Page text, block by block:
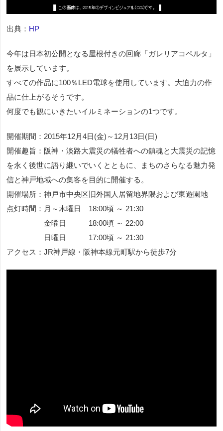
出典： HP
今年は日本初公開となる屋根付きの回廊「ガレリアコペルタ」
を展示しています。
すべての作品に100％LED電球を使用しています。大迫力の作
品に仕上がるそうです。
何度でも観にいきたいイルミネーションの1つです。
開催期間：2015年12月4日(金)～12月13日(日)
開催趣旨：阪神・淡路大震災の犠牲者への鎮魂と大震災の記憶
を永く後世に語り継いでいくとともに、まちのさらなる魅力発
信と神戸地域への集客を目的に開催する。
開催場所：神戸市中央区旧外国人居留地界隈および東遊園地
点灯時間：月～木曜日 18:00頃 ～ 21:30
金曜日 18:00頃 ～ 22:00
日曜日 17:00頃 ～ 21:30
アクセス：JR神戸線・阪神本線元町駅から徒歩7分